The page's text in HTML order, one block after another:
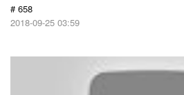
# 658
2018-09-25 03:59